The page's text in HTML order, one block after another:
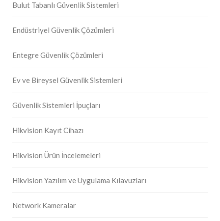
Bulut Tabanlı Güvenlik Sistemleri
Endüstriyel Güvenlik Çözümleri
Entegre Güvenlik Çözümleri
Ev ve Bireysel Güvenlik Sistemleri
Güvenlik Sistemleri İpuçları
Hikvision Kayıt Cihazı
Hikvision Ürün İncelemeleri
Hikvision Yazılım ve Uygulama Kılavuzları
Network Kameralar